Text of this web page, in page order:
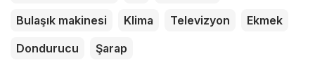
Bulaşık makinesi
Klima Televizyon
Ekmek
Dondurucu
Şarap